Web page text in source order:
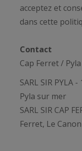
acceptez et
dans cette
Contact
Cap Ferret /
SARL SIR PYLA
Pyla sur mer
SARL SIR CAP
Ferret, Le